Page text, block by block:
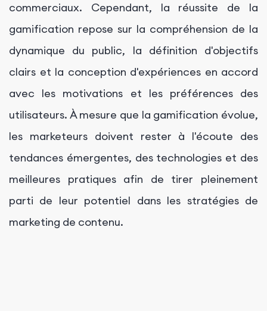
commerciaux. Cependant, la réussite de la
gamification repose sur la compréhension de la
dynamique du public, la définition d'objectifs
clairs et la conception d'expériences en accord
avec les motivations et les préférences des
utilisateurs. À mesure que la gamification évolue,
les marketeurs doivent rester à l'écoute des
tendances émergentes, des technologies et des
meilleures pratiques afin de tirer pleinement
parti de leur potentiel dans les stratégies de
marketing de contenu.